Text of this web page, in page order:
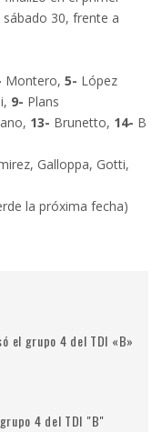
30, frente a
Montero, 5- López
9- Plans
13- Brunetto, 14- B
Galloppa, Gotti,
la próxima fecha)
el grupo 4 del TDI «B»
4 del TDI "B"